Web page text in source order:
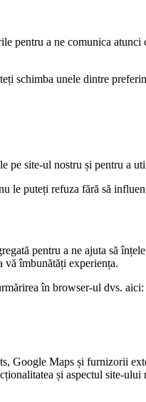
pentru a ne comunica
schimba unele dintre
site-ul nostru și pentru a
le puteți refuza fără să
pentru a ne ajuta să
vă îmbunătăți experiența.
în browser-ul dvs. aici:
Google Maps și furnizorii
și aspectul site-